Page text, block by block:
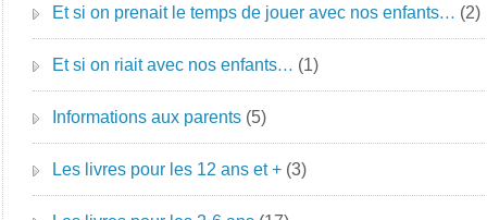
Et si on prenait le temps de jouer avec nos enfants… (2)
Et si on riait avec nos enfants… (1)
Informations aux parents (5)
Les livres pour les 12 ans et + (3)